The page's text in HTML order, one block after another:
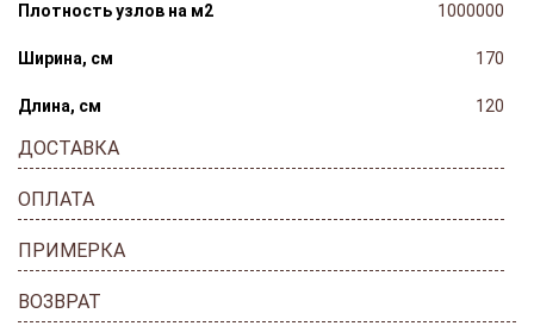
Плотность узлов на м2 1000000
Ширина, cм 170
Длина, cм 120
ДОСТАВКА
ОПЛАТА
ПРИМЕРКА
ВОЗВРАТ